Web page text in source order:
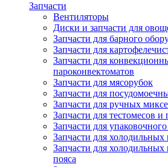
Запчасти
Вентиляторы
Диски и запчасти для
Запчасти для барного
Запчасти для
Запчасти для
пароконвектоматов
Запчасти для мясорубок
Запчасти для
Запчасти для ручных
Запчасти для тестомесов
Запчасти для
Запчасти для
Запчасти для
пояса